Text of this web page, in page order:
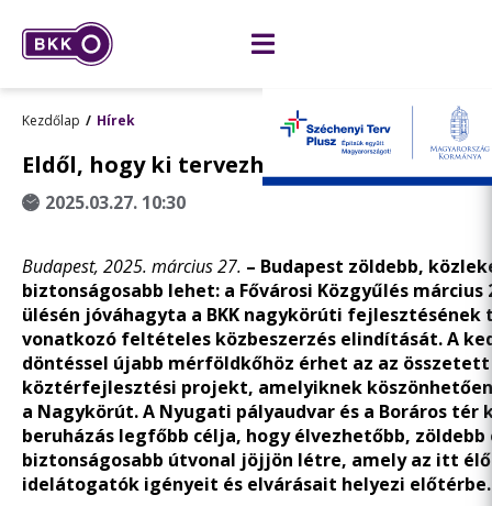
Kezdőlap Hírek
Eldől, hogy ki tervezheti az újjászülető
2025.03.27. 10:30
Budapest, 2025. március 27. – Budapest zöldebb,
biztonságosabb lehet: a Fővárosi Közgyűlés március
ülésén jóváhagyta a BKK nagykörúti fejlesztésének
vonatkozó feltételes közbeszerzés elindítását. A
döntéssel újabb mérföldkőhöz érhet az az összetett
köztérfejlesztési projekt, amelyiknek
a Nagykörút. A Nyugati pályaudvar és a Boráros tér
beruházás legfőbb célja, hogy élvezhetőbb, zöldebb
biztonságosabb útvonal jöjjön létre, amely az itt
idelátogatók igényeit és elvárásait helyezi előtérbe.